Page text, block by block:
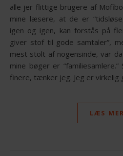
alle jer flittige brugere af
mine læsere, at de er
igen og igen, kan forstås på
giver stof til gode samtaler”,
mest stolt af nogensinde, var
mine bøger er
finere, tænker jeg. Jeg er virkelig
LÆS